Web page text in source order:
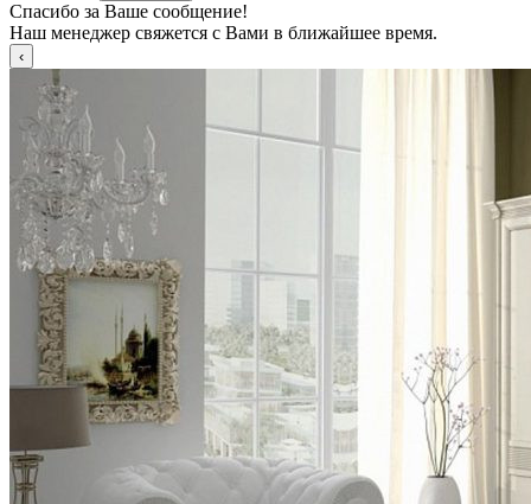
Спасибо за Ваше сообщение!
Наш менеджер свяжется с Вами в ближайшее время.